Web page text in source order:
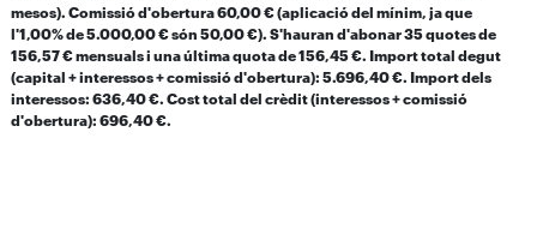
mesos). Comissió d'obertura 60,00 € (aplicació del mínim, ja que
l'1,00% de 5.000,00 € són 50,00 €). S'hauran d'abonar 35 quotes de
156,57 € mensuals i una última quota de 156,45 €. Import total degut
(capital + interessos + comissió d'obertura): 5.696,40 €. Import dels
interessos: 636,40 €. Cost total del crèdit (interessos + comissió
d'obertura): 696,40 €.